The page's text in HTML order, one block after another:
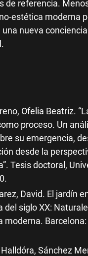
de referencia.
estética moderna
nueva conciencia
Ofelia Beatriz.
proceso. Un
su emergencia,
desde la
Tesis doctoral,
David. El jardín
del siglo XX:
moderna. Barcelona:
Sánchez